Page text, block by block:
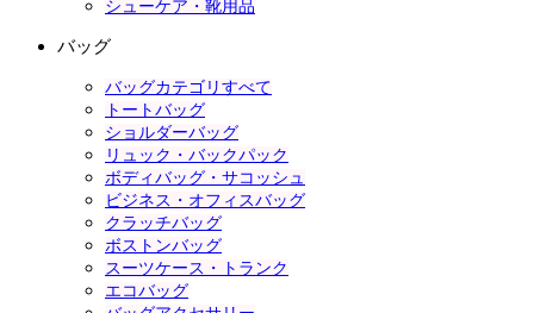
シューケア・靴用品
バッグ
バッグカテゴリすべて
トートバッグ
ショルダーバッグ
リュック・バックパック
ボディバッグ・サコッシュ
ビジネス・オフィスバッグ
クラッチバッグ
ボストンバッグ
スーツケース・トランク
エコバッグ